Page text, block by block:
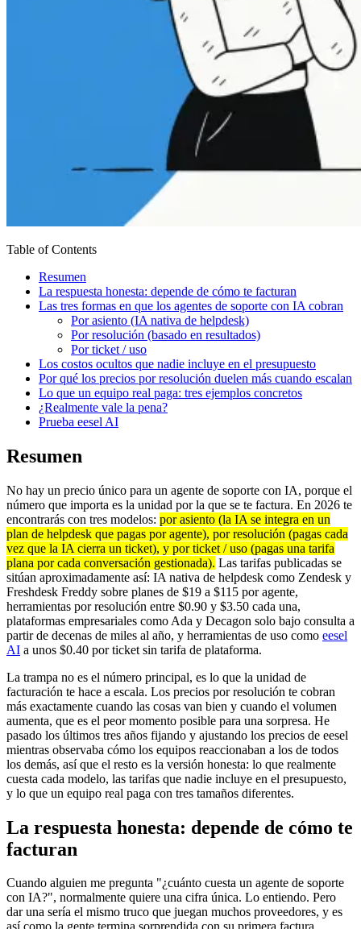
Table of Contents
Resumen
La respuesta honesta: depende de cómo te facturan
Las tres formas en que los agentes de soporte con IA cobran
Por asiento (IA nativa de helpdesk)
Por resolución (basado en resultados)
Por ticket / uso
Los costos ocultos que nadie incluye en el presupuesto
Por qué los precios por resolución duelen más cuando escalan
Lo que un equipo real paga: tres ejemplos concretos
¿Realmente vale la pena?
Prueba eesel AI
Resumen
No hay un precio único para un agente de soporte con IA, porque el
número que importa es la unidad por la que se te factura. En 2026 te
encontrarás con tres modelos: por asiento (la IA se integra en un
plan de helpdesk que pagas por agente), por resolución (pagas cada
vez que la IA cierra un ticket), y por ticket / uso (pagas una tarifa
plana por cada conversación gestionada). Las tarifas publicadas se
sitúan aproximadamente así: IA nativa de helpdesk como Zendesk y
Freshdesk Freddy sobre planes de $19 a $115 por agente,
herramientas por resolución entre $0.90 y $3.50 cada una,
plataformas empresariales como Ada y Decagon solo bajo consulta a
partir de decenas de miles al año, y herramientas de uso como eesel
AI a unos $0.40 por ticket sin tarifa de plataforma.
La trampa no es el número principal, es lo que la unidad de
facturación te hace a escala. Los precios por resolución te cobran
más exactamente cuando las cosas van bien y cuando el volumen
aumenta, que es el peor momento posible para una sorpresa. He
pasado los últimos tres años fijando y ajustando los precios de eesel
mientras observaba cómo los equipos reaccionaban a los de todos
los demás, así que el resto es la versión honesta: lo que realmente
cuesta cada modelo, las tarifas que nadie incluye en el presupuesto,
y lo que un equipo real paga con tres tamaños diferentes.
La respuesta honesta: depende de cómo te
facturan
Cuando alguien me pregunta "¿cuánto cuesta un agente de soporte
con IA?", normalmente quiere una cifra única. Lo entiendo. Pero
dar una sería el mismo truco que juegan muchos proveedores, y es